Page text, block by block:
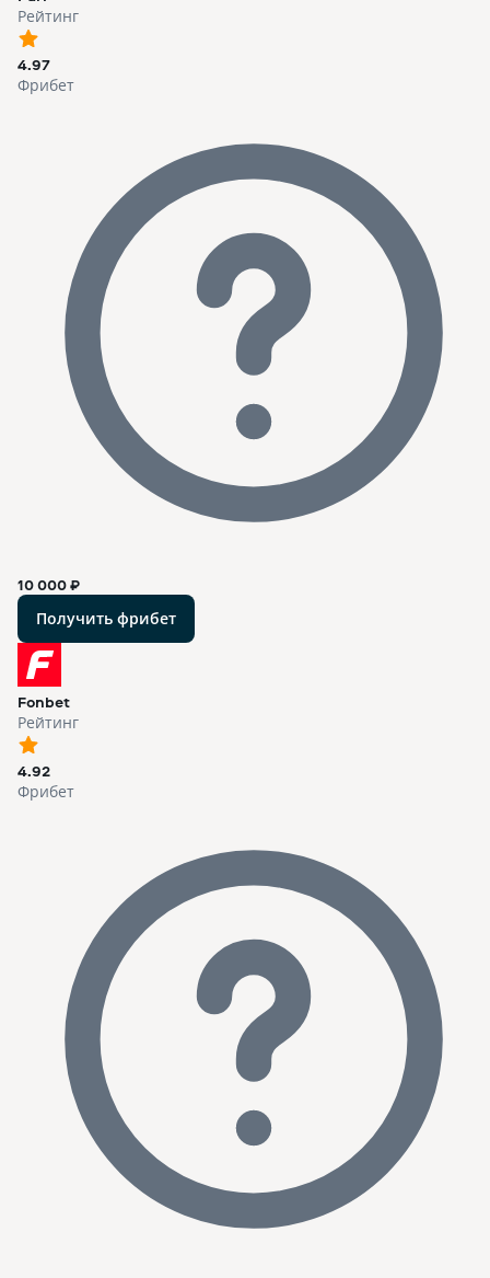
Рейтинг
4.97
Фрибет
10 000 ₽
Получить фрибет
Fonbet
Рейтинг
4.92
Фрибет